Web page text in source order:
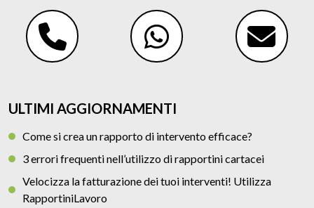
ULTIMI AGGIORNAMENTI
Come si crea un rapporto di intervento efficace?
3 errori frequenti nell’utilizzo di rapportini cartacei
Velocizza la fatturazione dei tuoi interventi! Utilizza
RapportiniLavoro